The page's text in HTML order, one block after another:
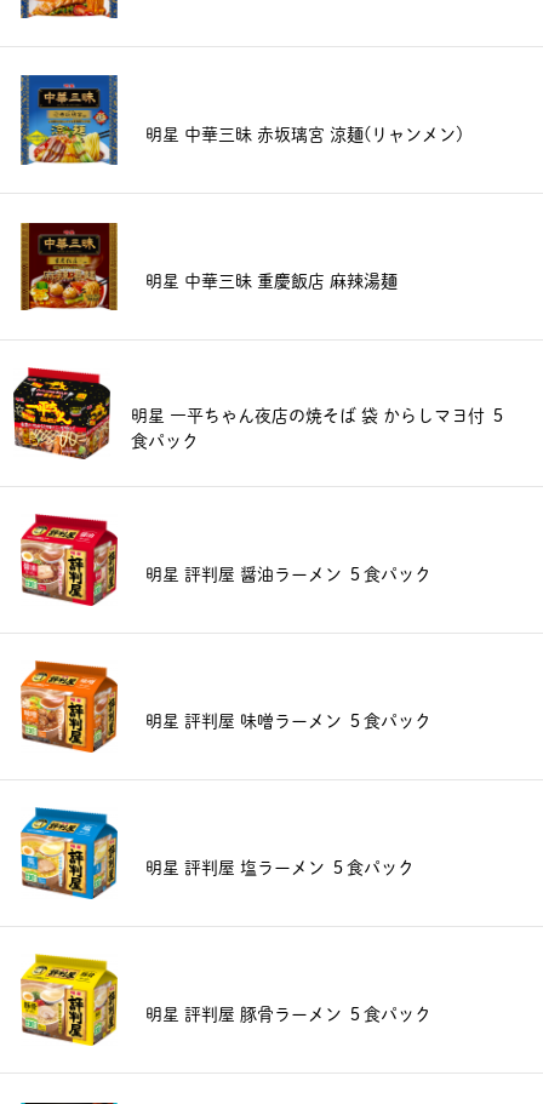
明星 中華三昧 赤坂璃宮 涼麺(リャンメン)
明星 中華三昧 重慶飯店 麻辣湯麺
明星 一平ちゃん夜店の焼そば 袋 からしマヨ付 ５
食パック
明星 評判屋 醤油ラーメン ５食パック
明星 評判屋 味噌ラーメン ５食パック
明星 評判屋 塩ラーメン ５食パック
明星 評判屋 豚骨ラーメン ５食パック